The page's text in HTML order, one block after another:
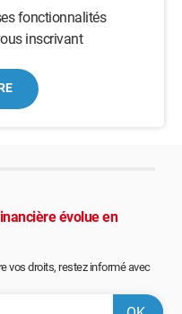
fonctionnalités
inscrivant
évolue en
vos droits, restez informé avec